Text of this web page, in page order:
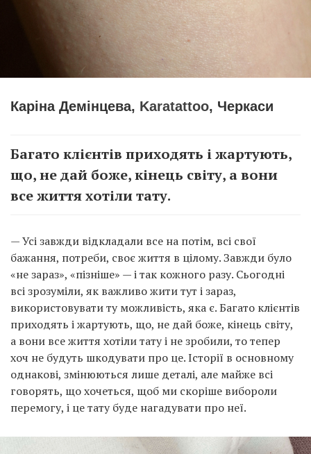
Каріна Демінцева, Karatattoo, Черкаси
Багато клієнтів приходять і жартують,
що, не дай боже, кінець світу, а вони
все життя хотіли тату.
— Усі завжди відкладали все на потім, всі свої
бажання, потреби, своє життя в цілому. Завжди було
«не зараз», «пізніше» — і так кожного разу. Сьогодні
всі зрозуміли, як важливо жити тут і зараз,
використовувати ту можливість, яка є. Багато клієнтів
приходять і жартують, що, не дай боже, кінець світу,
а вони все життя хотіли тату і не зробили, то тепер
хоч не будуть шкодувати про це. Історії в основному
однакові, змінюються лише деталі, але майже всі
говорять, що хочеться, щоб ми скоріше вибороли
перемогу, і це тату буде нагадувати про неї.